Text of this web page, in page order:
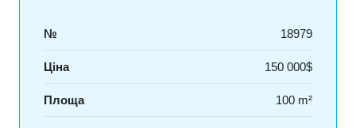
№ 18979
Ціна 150 000$
Площа 100 m²